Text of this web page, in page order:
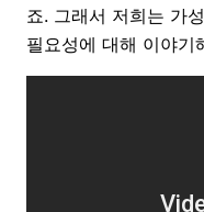
죠. 그래서 저희는 가
필요성에 대해 이야기